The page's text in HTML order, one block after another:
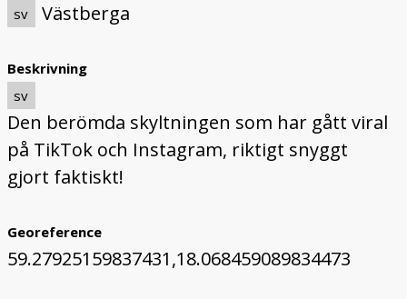
sv
Västberga
Beskrivning
sv
Den berömda skyltningen som har gått viral
på TikTok och Instagram, riktigt snyggt
gjort faktiskt!
Georeference
59.27925159837431,18.068459089834473